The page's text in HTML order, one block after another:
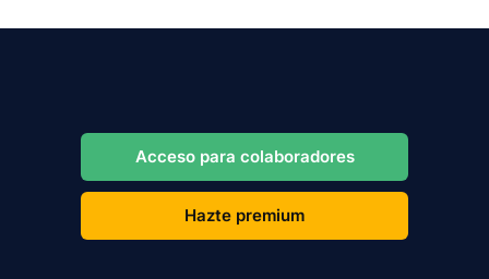
Acceso para colaboradores
Hazte premium